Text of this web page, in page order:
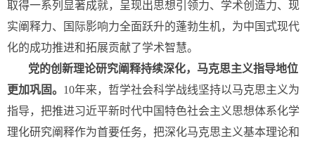
取得一系列显著成就，呈现出思想引领力、学术创造力、现
实阐释力、国际影响力全面跃升的蓬勃生机，为中国式现代
化的成功推进和拓展贡献了学术智慧。
党的创新理论研究阐释持续深化，马克思主义指导地位
更加巩固。 10年来，哲学社会科学战线坚持以马克思主义为
指导，把推进习近平新时代中国特色社会主义思想体系化学
理化研究阐释作为首要任务，把深化马克思主义基本理论和